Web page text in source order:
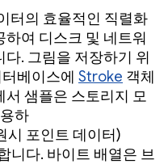
터의 효율적인 직렬화
여 디스크 및 네트워
. 그림을 저장하기 위
베이스에 Stroke 객체
서 샘플은 스토리지 모
하
시 포인트 데이터)
니다. 바이트 배열은 브